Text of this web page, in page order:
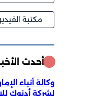
مكتبة
أحدث
وكالة أنباء
لشركة أدنوك